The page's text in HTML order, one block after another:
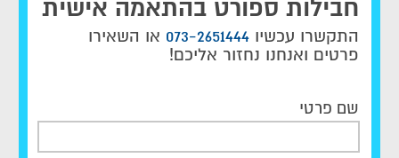
חבילות ספורט בהתאמה אישית
התקשרו עכשיו 073-2651444 או השאירו
פרטים ואנחנו נחזור אליכם!
שם פרטי